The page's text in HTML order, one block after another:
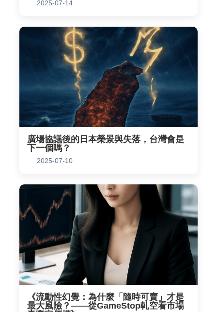
2025-07-14
廣場協議後的日本榮景與失落，台灣會是
下一個嗎？
2025-07-10
《流動性幻覺：為什麼「隨時可賣」才是
最大風險？——從GameStop軋空看市場